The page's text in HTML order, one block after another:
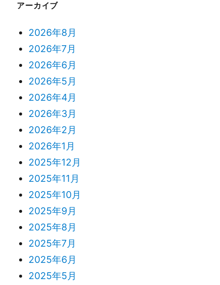
アーカイブ
2026年8月
2026年7月
2026年6月
2026年5月
2026年4月
2026年3月
2026年2月
2026年1月
2025年12月
2025年11月
2025年10月
2025年9月
2025年8月
2025年7月
2025年6月
2025年5月